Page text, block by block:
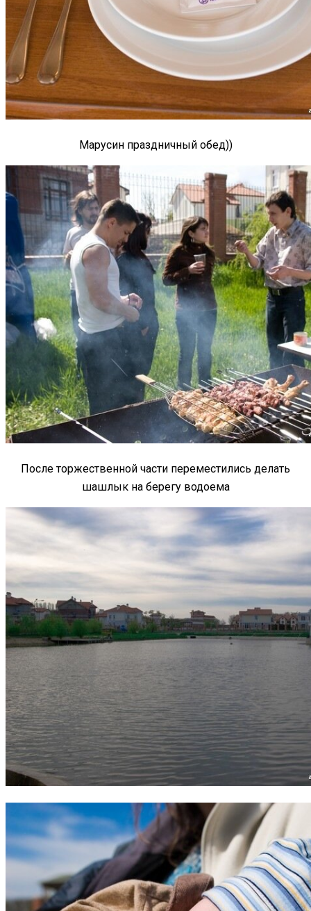
Марусин праздничный обед))
После торжественной части переместились делать
шашлык на берегу водоема